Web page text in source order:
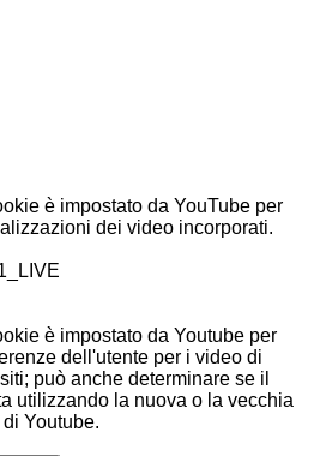
è impostato da YouTube per
dei video incorporati.
è impostato da Youtube per
dell'utente per i video di
può anche determinare se il
utilizzando la nuova o la vecchia
Youtube.